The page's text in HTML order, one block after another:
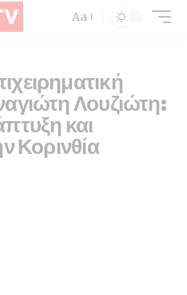
Aa
Λουζιώτη:
και
Κορινθία